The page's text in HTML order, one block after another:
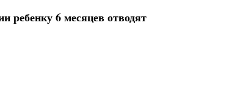
ребенку 6 месяцев отводят